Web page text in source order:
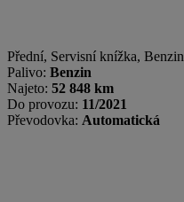
Přední, Servisní knížka, Benzin
Palivo: Benzin
Najeto: 52 848 km
Do provozu: 11/2021
Převodovka: Automatická